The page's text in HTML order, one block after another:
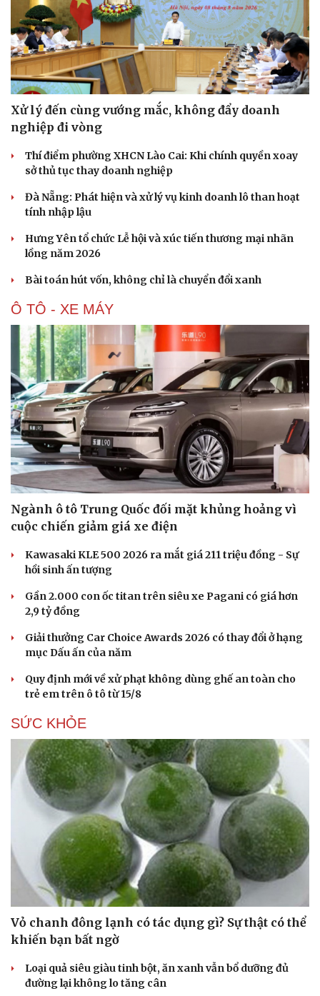
Sân khấu - Điện ảnh
Âm nhạc
Di sản
Giải trí
Nghệ sĩ
Sao Việt
Xử lý đến cùng vướng mắc, không đẩy doanh
nghiệp đi vòng
Thí điểm phường XHCN Lào Cai: Khi chính quyền xoay
sở thủ tục thay doanh nghiệp
Đà Nẵng: Phát hiện và xử lý vụ kinh doanh lô than hoạt
tính nhập lậu
Hưng Yên tổ chức Lễ hội và xúc tiến thương mại nhãn
lồng năm 2026
Bài toán hút vốn, không chỉ là chuyển đổi xanh
Ô TÔ - XE MÁY
Ngành ô tô Trung Quốc đối mặt khủng hoảng vì
cuộc chiến giảm giá xe điện
Kawasaki KLE 500 2026 ra mắt giá 211 triệu đồng - Sự
hồi sinh ấn tượng
Gần 2.000 con ốc titan trên siêu xe Pagani có giá hơn
2,9 tỷ đồng
Giải thưởng Car Choice Awards 2026 có thay đổi ở hạng
mục Dấu ấn của năm
Quy định mới về xử phạt không dùng ghế an toàn cho
trẻ em trên ô tô từ 15/8
SỨC KHỎE
Vỏ chanh đông lạnh có tác dụng gì? Sự thật có thể
khiến bạn bất ngờ
Loại quả siêu giàu tinh bột, ăn xanh vẫn bổ dưỡng đủ
đường lại không lo tăng cân